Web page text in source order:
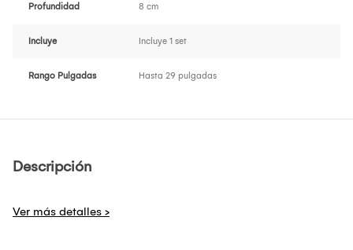
Profundidad 8 cm
Incluye Incluye 1 set
Rango Pulgadas Hasta 29 pulgadas
Descripción